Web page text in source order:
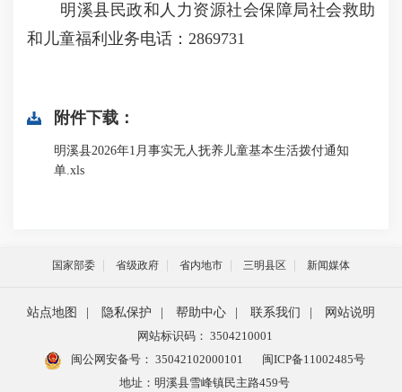
明溪县民政和人力资源社会保障局社会救助
和儿童福利业务电话：2869731
附件下载：
明溪县2026年1月事实无人抚养儿童基本生活拨付通知
单.xls
国家部委 省级政府 省内地市 三明县区 新闻媒体
站点地图 隐私保护 帮助中心 联系我们
网站说明
网站标识码： 3504210001
闽公网安备号： 35042102000101
闽ICP备11002485号
地址：明溪县雪峰镇民主路459号